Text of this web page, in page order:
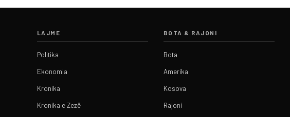
LAJME
Politika
Ekonomia
Kronika
Kronika e Zezë
BOTA & RAJONI
Bota
Amerika
Kosova
Rajoni